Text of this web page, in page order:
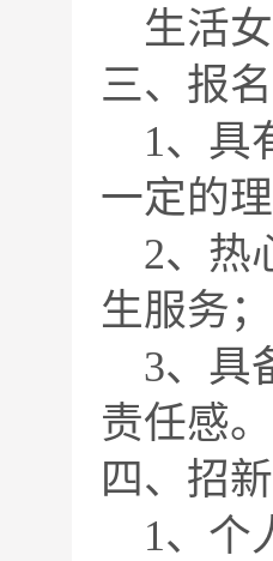
生活
三、报
1、具
一定的
2、热
生服务；
3、具
责任感。
四、招
1、个